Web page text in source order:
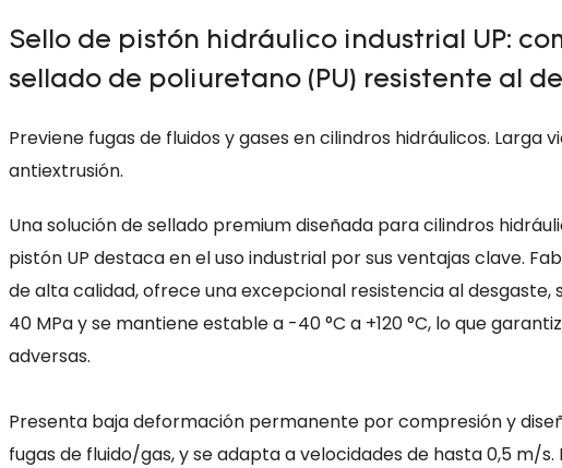
Sello de pistón hidráulico industrial UP:
sellado de poliuretano (PU) resistente al
Previene fugas de fluidos y gases en cilindros hidráulicos. Larga
antiextrusión.
Una solución de sellado premium diseñada para cilindros
pistón UP destaca en el uso industrial por sus ventajas clave.
de alta calidad, ofrece una excepcional resistencia al
40 MPa y se mantiene estable a -40 °C a +120 °C, lo que
adversas.
Presenta baja deformación permanente por compresión y
fugas de fluido/gas, y se adapta a velocidades de hasta 0,5 m/